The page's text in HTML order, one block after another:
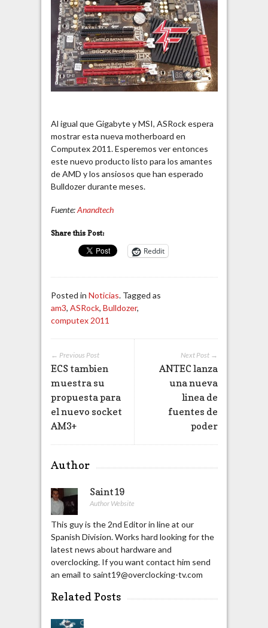
Al igual que Gigabyte y MSI, ASRock espera
mostrar esta nueva motherboard en
Computex 2011. Esperemos ver entonces
este nuevo producto listo para los amantes
de AMD y los ansiosos que han esperado
Bulldozer durante meses.
Fuente:Anandtech
Share this Post:
Reddit
Posted in Noticias. Tagged as
am3, ASRock, Bulldozer,
computex 2011
Next Post →
ANTEC lanza
una nueva
linea de
fuentes de
poder
← Previous Post
ECS tambien
muestra su
propuesta para
el nuevo socket
AM3+
Author
Saint19
Author Website
This guy is the 2nd Editor in line at our
Spanish Division. Works hard looking for the
latest news about hardware and
overclocking. If you want contact him send
an email to saint19@overclocking-tv.com
Related Posts